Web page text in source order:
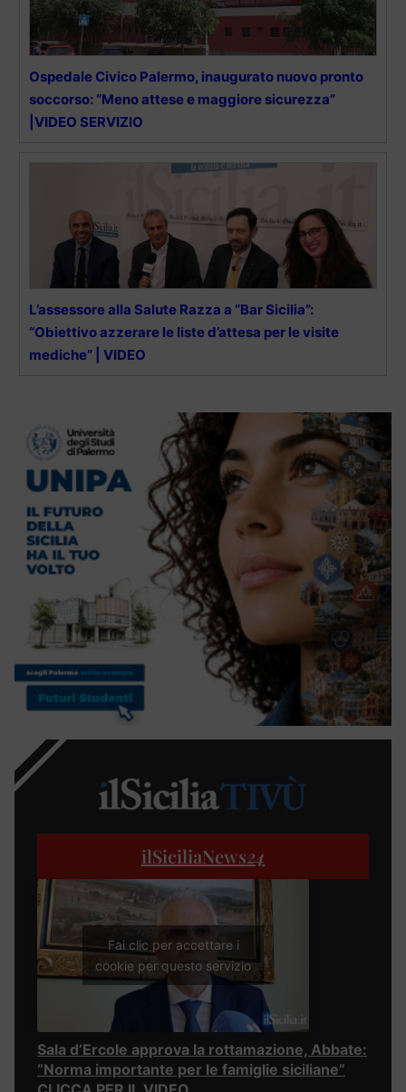
Ospedale Civico Palermo, inaugurato nuovo pronto
soccorso: “Meno attese e maggiore sicurezza”
|VIDEO SERVIZIO
L’assessore alla Salute Razza a “Bar Sicilia”:
“Obiettivo azzerare le liste d’attesa per le visite
mediche” | VIDEO
ilSiciliaNews24
Fai clic per accettare i
cookie per questo servizio
Sala d’Ercole approva la rottamazione, Abbate:
“Norma importante per le famiglie siciliane”